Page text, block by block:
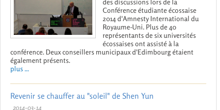
des discussions lors de la
Conférence étudiante écossaise
2014 d'Amnesty International du
Royaume-Uni. Plus de 40
représentants de six universités
écossaises ont assisté à la
conférence. Deux conseillers municipaux d'Edimbourg étaient
également présents.
plus ...
Revenir se chauffer au "soleil" de Shen Yun
2014-03-14